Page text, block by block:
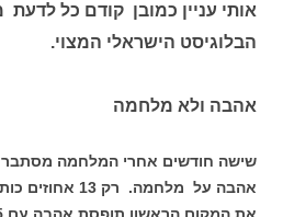
אותי עניין כמובן קודם כל
הבלוגיסט הישראלי המצוי.
אהבה ולא מלחמה
שישה חודשים אחרי המלחמה מסתבר
אהבה על מלחמה.